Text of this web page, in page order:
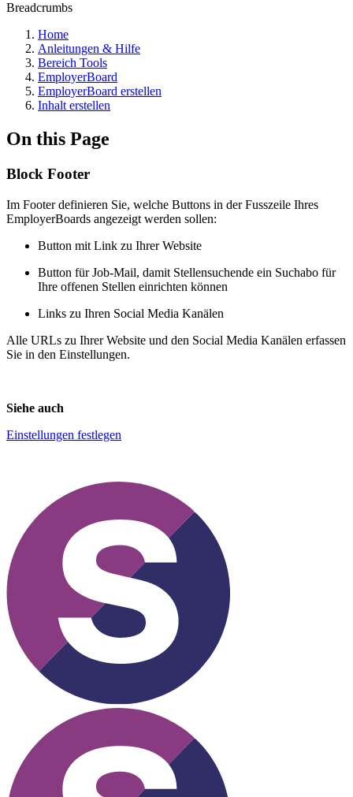
Breadcrumbs
Home
Anleitungen & Hilfe
Bereich Tools
EmployerBoard
EmployerBoard erstellen
Inhalt erstellen
On this Page
Block Footer
Im Footer definieren Sie, welche Buttons in der Fusszeile Ihres
EmployerBoards angezeigt werden sollen:
Button mit Link zu Ihrer Website
Button für Job-Mail, damit Stellensuchende ein Suchabo für
Ihre offenen Stellen einrichten können
Links zu Ihren Social Media Kanälen
Alle URLs zu Ihrer Website und den Social Media Kanälen erfassen
Sie in den Einstellungen.
Siehe auch
Einstellungen festlegen